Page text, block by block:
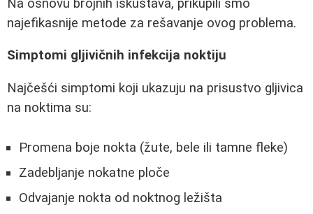
Na osnovu brojnih iskustava, prikupili smo
najefikasnije metode za rešavanje ovog problema.
Simptomi gljivičnih infekcija noktiju
Najčešći simptomi koji ukazuju na prisustvo gljivica
na noktima su:
Promena boje nokta (žute, bele ili tamne fleke)
Zadebljanje nokatne ploče
Odvajanje nokta od noktnog ležišta